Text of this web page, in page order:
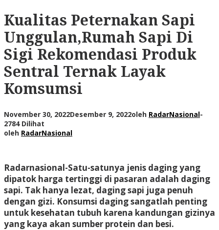
Kualitas Peternakan Sapi
Unggulan,Rumah Sapi Di
Sigi Rekomendasi Produk
Sentral Ternak Layak
Komsumsi
November 30, 2022Desember 9, 2022oleh RadarNasional-
2784 Dilihat
oleh RadarNasional
Radarnasional-Satu-satunya jenis daging yang
dipatok harga tertinggi di pasaran adalah daging
sapi. Tak hanya lezat, daging sapi juga penuh
dengan gizi. Konsumsi daging sangatlah penting
untuk kesehatan tubuh karena kandungan gizinya
yang kaya akan sumber protein dan besi.